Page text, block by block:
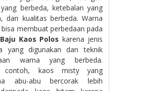
berbeda, ketebalan yang
dan kualitas berbeda. Warna
bisa membuat perbedaan pada
Kaos Polos karena jenis
yang digunakan dan teknik
warna yang berbeda.
contoh, kaos misty yang
abu-abu bercorak lebih